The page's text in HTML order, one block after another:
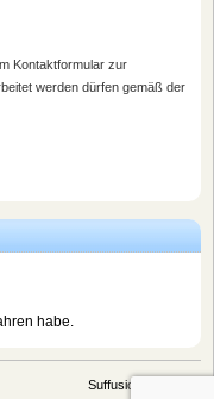
Kontaktformular zur
werden dürfen gemäß der
habe.
Suffusion theme by